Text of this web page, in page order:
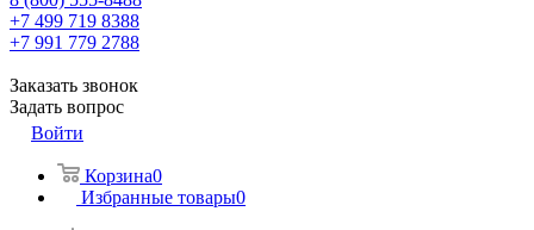
+7 499 719 8388
+7 991 779 2788
Заказать звонок
Задать вопрос
Войти
Корзина0
Избранные товары0